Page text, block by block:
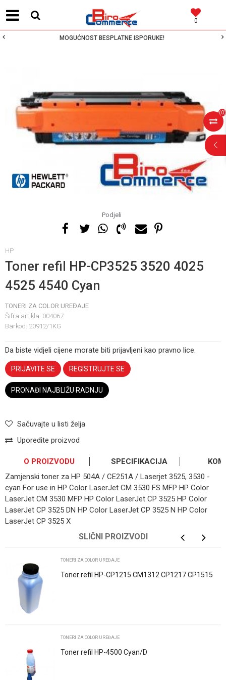
0
MOGUĆNOST BESPLATNE ISPORUKE!
(0)
Podjeli
HP
Toner refil HP-CP3525 3520 4025
4525 4540 Cyan
TONERI ZA COLOR UREĐAJE
Šifra artikla: 004067
Barkod: 20912/1KG
Da biste vidjeli cijene morate biti prijavljeni kao pravno lice.
PRIJAVITE SE REGISTRUJTE SE
PRONAĐI NAJBLIŽU RADNJU
Sačuvajte u listi želja
Uporedite proizvod
O PROIZVODU SPECIFIKACIJA
Zamjenski toner za HP 504A / CE251A / Laserjet 3525, 3530 -
cyan For use in HP Color LaserJet CM 3530 FS MFP HP Color
LaserJet CM 3530 MFP HP Color LaserJet CP 3525 HP Color
LaserJet CP 3525 DN HP Color LaserJet CP 3525 N HP Color
LaserJet CP 3525 X
Toneri za color uređaje
Email
SLIČNI PROIZVODI
TONERI ZA COLOR UREĐAJE
Toner refil HP-CP1215 CM1312 CP1217 CP1515
TONERI ZA COLOR UREĐAJE
Toner refil HP-4500 Cyan/D